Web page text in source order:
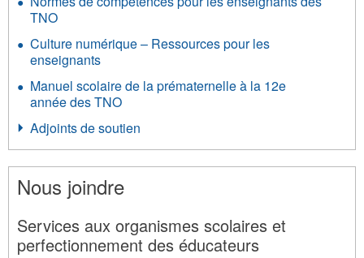
TNO
Culture numérique – Ressources pour les
enseignants
Manuel scolaire de la prématernelle à la 12e
année des TNO
Adjoints de soutien
Nous joindre
Services aux organismes scolaires et
perfectionnement des éducateurs